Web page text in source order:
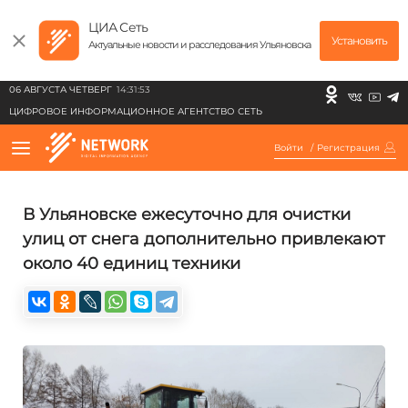
ЦИА Сеть
Актуальные новости и расследования Ульяновска Установить
06 АВГУСТА ЧЕТВЕРГ 14:31:53
ЦИФРОВОЕ ИНФОРМАЦИОННОЕ АГЕНТСТВО СЕТЬ
Войти / Регистрация
В Ульяновске ежесуточно для очистки
улиц от снега дополнительно привлекают
около 40 единиц техники